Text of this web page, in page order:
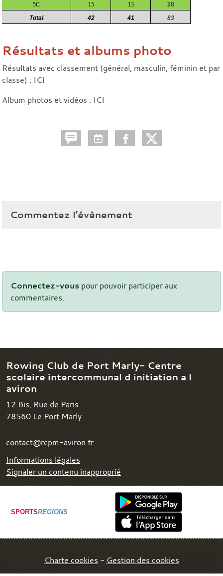
5C
15 13
28
Total
42 41 83
Résultats et albums photo
Résultats avec classement (général, masculin, féminin et par
classe) : ICI
Album photos et vidéos : ICI
Commentez l’évènement
Connectez-vous pour pouvoir participer aux
commentaires.
Rowing Club de Port Marly- Centre
scolaire intercommunal d initiation a l
aviron
12 Bis, Rue de Paris
78560 Le Port Marly
contact@rcpm-aviron.fr
Informations légales
Signaler un contenu inapproprié
SPORTSREGIONS
Charte cookies Gestion des cookies